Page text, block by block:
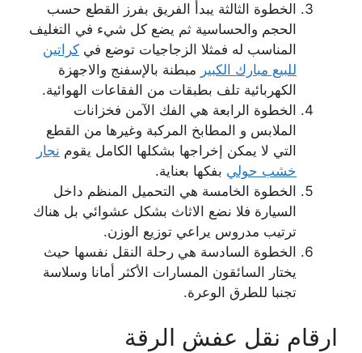
الخطوة الثالثة يبدأ الفريق بفرز القطع حسب
الحجم والحساسية ثم يضع كل شيء في التغليف
المناسب له فمثلا الزجاجيات توضع في كراتين
للبيع مبارك الكبير مبطنة بالإسفنج والاجهزة
الكهربائية تلف بطبقات من الفقاعات الهوائية.
الخطوة الرابعة هي الفك الآمن فخزانات
الملابس و المطابخ المركبة وغيرها من القطع
التي لا يمكن إخراجها بشكلها الكامل يقوم نجار
خشب حولي بفكها بعناية.
الخطوة الخامسة هي التحميل المنظم داخل
السيارة فلا نضع الاثاث بشكل عشوائي بل هناك
ترتيب مدروس يراعي توزيع الوزن.
الخطوة السادسة هي رحلة النقل نفسها حيث
يختار السائقون المسارات الأكثر أمانا وسلاسة
تجنبا للطرق الوعرة.
ارقام نقل عفش الرقة